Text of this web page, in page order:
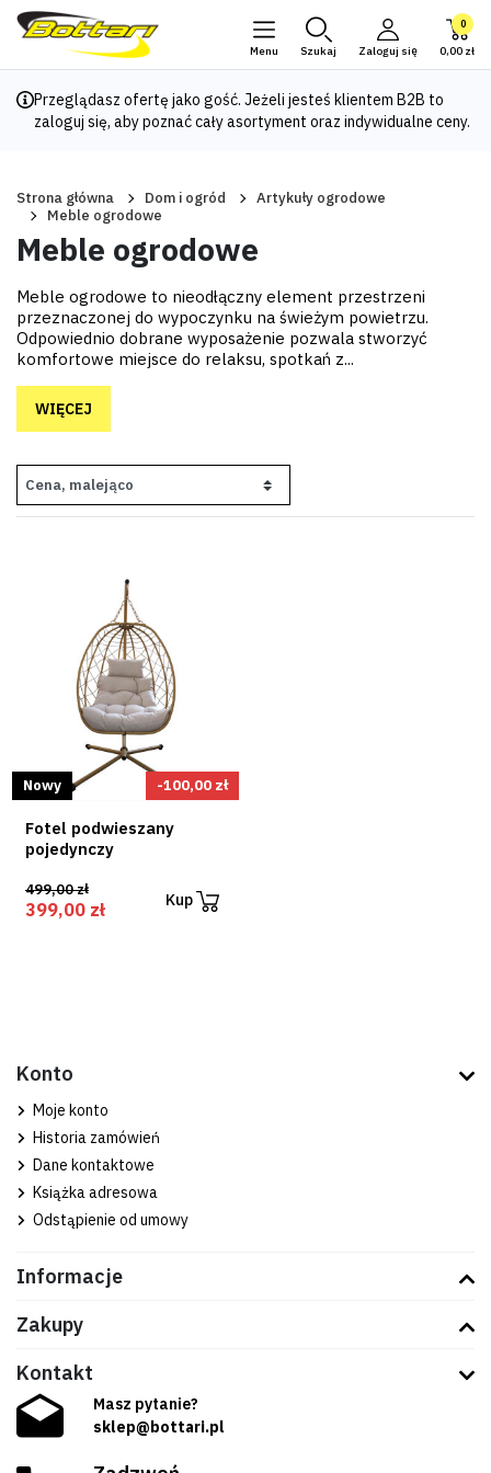
Menu Szukaj Zaloguj się
0
0,00 zł
Przeglądasz ofertę jako gość. Jeżeli jesteś klientem B2B to
zaloguj się, aby poznać cały asortyment oraz indywidualne ceny.
Strona główna Dom i ogród
Artykuły ogrodowe
Meble ogrodowe
Meble ogrodowe
Meble ogrodowe to nieodłączny element przestrzeni
przeznaczonej do wypoczynku na świeżym powietrzu.
Odpowiednio dobrane wyposażenie pozwala stworzyć
komfortowe miejsce do relaksu, spotkań z...
WIĘCEJ
-100,00 zł
Nowy
Fotel podwieszany
pojedynczy
499,00 zł
399,00 zł Kup
Konto
Moje konto
Historia zamówień
Dane kontaktowe
Książka adresowa
Odstąpienie od umowy
Informacje
Zakupy
Kontakt
Masz pytanie?
sklep@bottari.pl